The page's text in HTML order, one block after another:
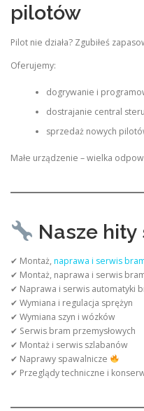
pilotów
Pilot nie działa? Zgubiłeś
Oferujemy:
dogrywanie i
dostrajanie central
sprzedaż nowych
Małe urządzenie – wielka
Nasze
✔ Montaż, naprawa i serwis
✔ Montaż, naprawa i serwis
✔ Naprawa i serwis automatyki
✔ Wymiana i regulacja sprężyn
✔ Wymiana szyn i wózków
✔ Serwis bram przemysłowych
✔ Montaż i serwis szlabanów
✔ Naprawy spawalnicze
✔ Przeglądy techniczne i